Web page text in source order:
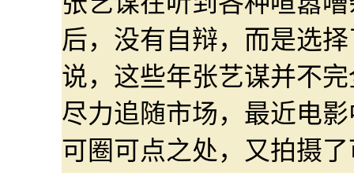
后，没有自辩，而是选
说，这些年张艺谋并不
尽力追随市场，最近电
可圈可点之处，又拍摄